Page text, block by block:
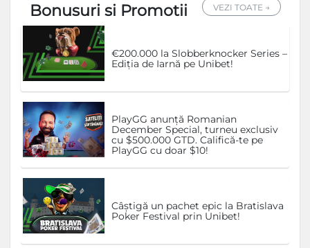
Bonusuri si Promotii VEZI TOATE →
€200.000 la Slobberknocker Series –
Ediția de Iarnă pe Unibet!
PlayGG anunță Romanian
December Special, turneu exclusiv
cu $500.000 GTD. Califică-te pe
PlayGG cu doar $10!
Câștigă un pachet epic la Bratislava
Poker Festival prin Unibet!